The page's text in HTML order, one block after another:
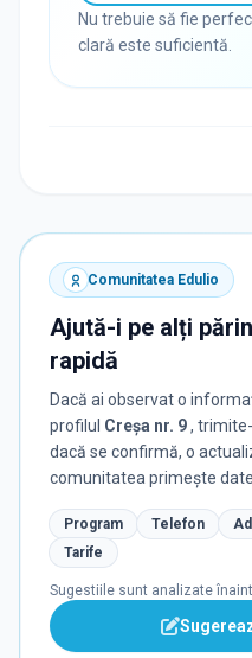
Nu trebuie să fie
clară este suficientă.
Comunitatea Edulio
Ajută-i pe alți
rapidă
Dacă ai observat o
profilul Creșa nr. 9,
dacă se confirmă, o
comunitatea primește
Program Telefon
Tarife
Sugestiile sunt analizate